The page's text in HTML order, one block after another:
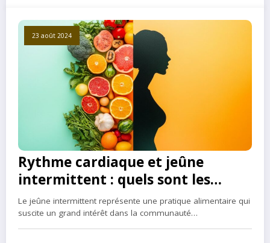
23 août 2024
Rythme cardiaque et jeûne
intermittent : quels sont les
effets réels sur votre système
cardiovasculaire ?
Le jeûne intermittent représente une pratique alimentaire qui
suscite un grand intérêt dans la communauté…